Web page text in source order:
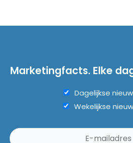
Marketingfacts. Elke
Dagelijkse
Wekelijkse